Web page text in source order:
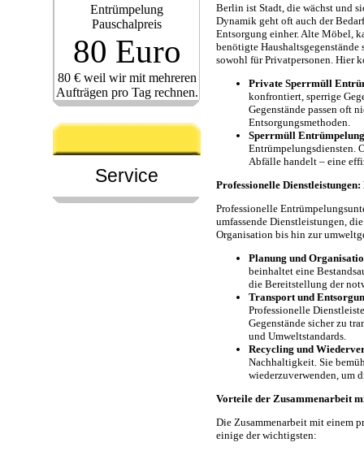
Entrümpelung
Pauschalpreis
80 Euro
80 € weil wir mit mehreren
Aufträgen pro Tag rechnen.
Service
Berlin ist Stadt, die wächst und
Dynamik geht oft auch der
Entsorgung einher. Alte Möbel,
benötigte
sowohl für Privatpersonen. Hier
Private Sperrmüll
konfrontiert, sperrige
Gegenstände passen oft
Entsorgungsmethoden.
Sperrmüll
Entrümpelungsdiensten.
Abfälle handelt – eine
Professionelle
Professionelle
umfassende Dienstleistungen,
Organisation bis hin zur
Planung und
beinhaltet eine
die Bereitstellung der
Transport und
Professionelle
Gegenstände sicher zu
und Umweltstandards.
Recycling und
Nachhaltigkeit. Sie
wiederzuverwenden, um
Vorteile der Zusammenarbeit
Die Zusammenarbeit mit einem
einige der wichtigsten: